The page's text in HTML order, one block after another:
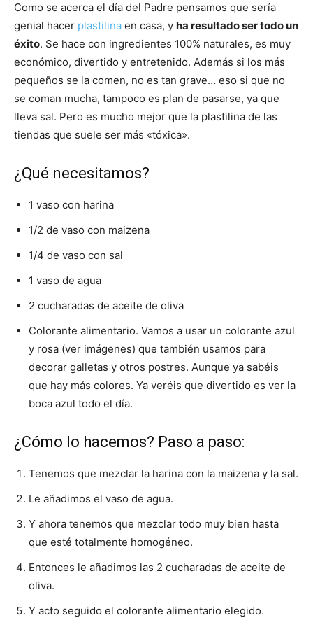
Como se acerca el día del Padre pensamos que sería
genial hacer plastilina en casa, y ha resultado ser todo un
éxito. Se hace con ingredientes 100% naturales, es muy
económico, divertido y entretenido. Además si los más
pequeños se la comen, no es tan grave… eso si que no
se coman mucha, tampoco es plan de pasarse, ya que
lleva sal. Pero es mucho mejor que la plastilina de las
tiendas que suele ser más «tóxica».
¿Qué necesitamos?
1 vaso con harina
1/2 de vaso con maizena
1/4 de vaso con sal
1 vaso de agua
2 cucharadas de aceite de oliva
Colorante alimentario. Vamos a usar un colorante azul
y rosa (ver imágenes) que también usamos para
decorar galletas y otros postres. Aunque ya sabéis
que hay más colores. Ya veréis que divertido es ver la
boca azul todo el día.
¿Cómo lo hacemos? Paso a paso:
Tenemos que mezclar la harina con la maizena y la sal.
Le añadimos el vaso de agua.
Y ahora tenemos que mezclar todo muy bien hasta
que esté totalmente homogéneo.
Entonces le añadimos las 2 cucharadas de aceite de
oliva.
Y acto seguido el colorante alimentario elegido.